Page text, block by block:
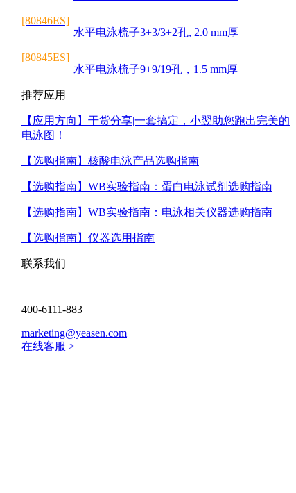
[80846ES]
水平电泳梳子3+3/3+2孔, 2.0 mm厚
[80845ES]
水平电泳梳子9+9/19孔，1.5 mm厚
推荐应用
【应用方向】 干货分享|一套搞定，小翌助您跑出完美的
电泳图！
【选购指南】 核酸电泳产品选购指南
【选购指南】 WB实验指南：蛋白电泳试剂选购指南
【选购指南】 WB实验指南：电泳相关仪器选购指南
【选购指南】 仪器选用指南
联系我们
400-6111-883
marketing@yeasen.com
在线客服 >